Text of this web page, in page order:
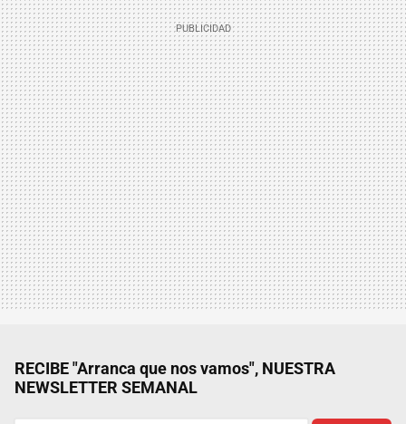
RECIBE "Arranca que nos vamos", NUESTRA
NEWSLETTER SEMANAL